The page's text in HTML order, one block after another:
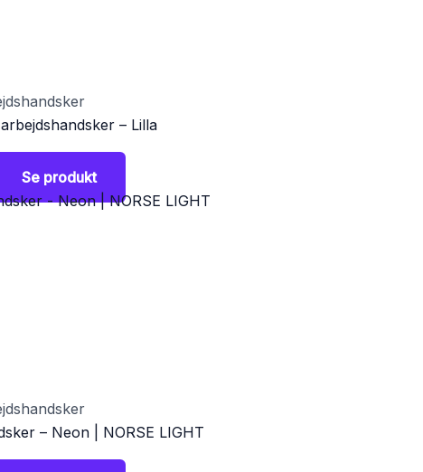
– Lilla
Se produkt
– Neon | NORSE LIGHT